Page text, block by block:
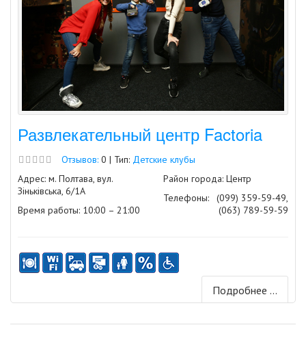
Развлекательный центр Factoria
Отзывов: 0 | Тип: Детские клубы
Адрес: м. Полтава, вул.
Зіньківська, 6/1А
Время работы: 10:00 – 21:00
Район города: Центр
Телефоны:
(099) 359-59-49,
(063) 789-59-59
Подробнее ...